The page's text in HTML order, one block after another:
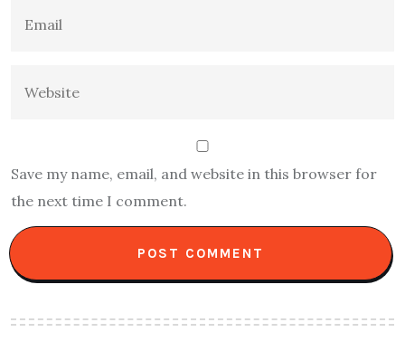
Save my name, email, and website in this browser for
the next time I comment.